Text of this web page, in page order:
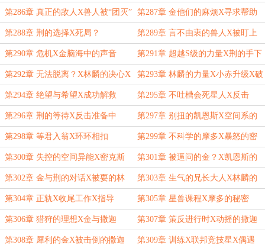
目的
第286章 真正的敌人X兽人被“团灭” 第287章 金他们的麻烦X寻求帮助
第288章 荆的选择X死局？ 第289章 言不由衷的兽人X被盯上
的洛特
第290章 危机X金脑海中的声音 第291章 超越S级的力量X荆的手下
与伙伴
第292章 无法脱离？X林麟的决心X
带回来？
第293章 林麟的力量X小赤升级X破
开空间
第294章 绝望与希望X成功解救 第295章 不吐槽会死星人X反击
第296章 荆的等待X反击准备中 第297章 别扭的凯恩斯X空间系的
弱点
第298章 等君入翁X环环相扣 第299章 不科学的摩多X暴怒的密
克斯
第300章 失控的空间异能X密克斯
之死
第301章 被逼问的金？X凯恩斯的
怀疑
第302章 金与荆的对话X被耍的林
麟
第303章 生气的兄长大人X林麟的
坚持
第304章 正轨X收尾工作X指导 第305章 星兽课程X摩多的秘密
第306章 猎狩的理想X金与撒迦 第307章 策反进行时X动摇的撒迦
第308章 犀利的金X被击倒的撒迦 第309章 训练X联邦竞技星X偶遇